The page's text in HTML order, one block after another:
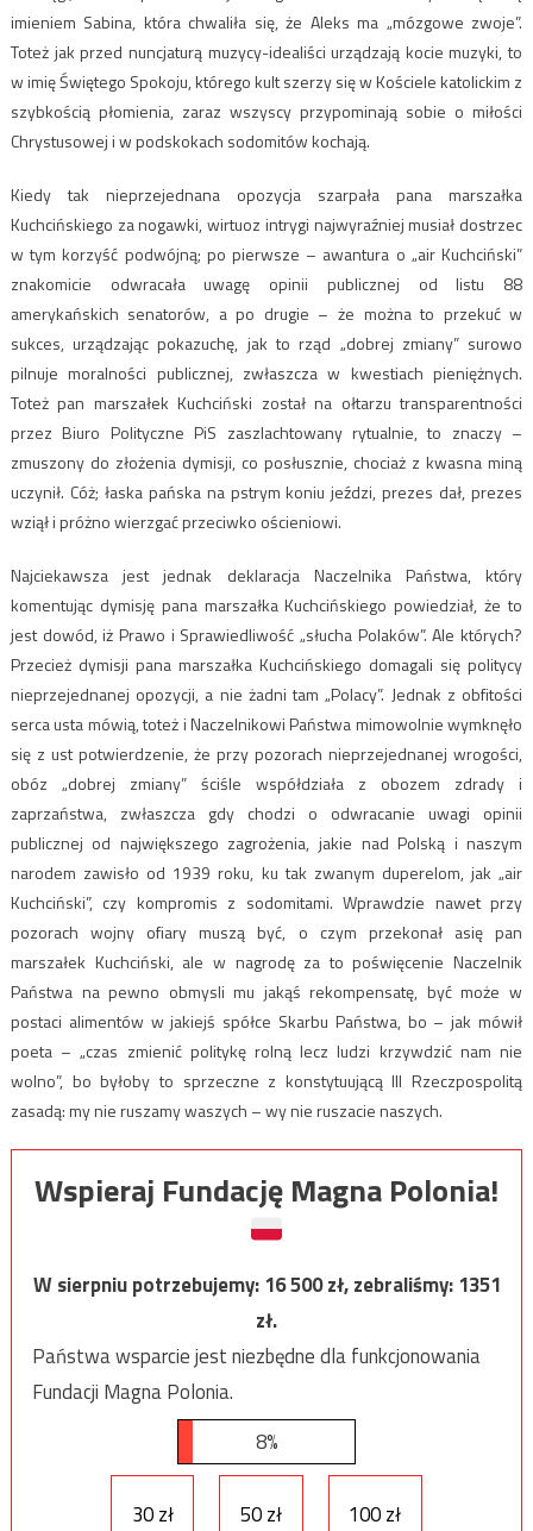
imieniem Sabina, która chwaliła się, że Aleks ma „mózgowe zwoje”.
Toteż jak przed nuncjaturą muzycy-idealiści urządzają kocie muzyki, to
w imię Świętego Spokoju, którego kult szerzy się w Kościele katolickim z
szybkością płomienia, zaraz wszyscy przypominają sobie o miłości
Chrystusowej i w podskokach sodomitów kochają.
Kiedy tak nieprzejednana opozycja szarpała pana marszałka
Kuchcińskiego za nogawki, wirtuoz intrygi najwyraźniej musiał dostrzec
w tym korzyść podwójną; po pierwsze – awantura o „air Kuchciński”
znakomicie odwracała uwagę opinii publicznej od listu 88
amerykańskich senatorów, a po drugie – że można to przekuć w
sukces, urządzając pokazuchę, jak to rząd „dobrej zmiany” surowo
pilnuje moralności publicznej, zwłaszcza w kwestiach pieniężnych.
Toteż pan marszałek Kuchciński został na ołtarzu transparentności
przez Biuro Polityczne PiS zaszlachtowany rytualnie, to znaczy –
zmuszony do złożenia dymisji, co posłusznie, chociaż z kwasna miną
uczynił. Cóż; łaska pańska na pstrym koniu jeździ, prezes dał, prezes
wziął i próżno wierzgać przeciwko ościeniowi.
Najciekawsza jest jednak deklaracja Naczelnika Państwa, który
komentując dymisję pana marszałka Kuchcińskiego powiedział, że to
jest dowód, iż Prawo i Sprawiedliwość „słucha Polaków”. Ale których?
Przecież dymisji pana marszałka Kuchcińskiego domagali się politycy
nieprzejednanej opozycji, a nie żadni tam „Polacy”. Jednak z obfitości
serca usta mówią, toteż i Naczelnikowi Państwa mimowolnie wymknęło
się z ust potwierdzenie, że przy pozorach nieprzejednanej wrogości,
obóz „dobrej zmiany” ściśle współdziała z obozem zdrady i
zaprzaństwa, zwłaszcza gdy chodzi o odwracanie uwagi opinii
publicznej od największego zagrożenia, jakie nad Polską i naszym
narodem zawisło od 1939 roku, ku tak zwanym duperelom, jak „air
Kuchciński”, czy kompromis z sodomitami. Wprawdzie nawet przy
pozorach wojny ofiary muszą być, o czym przekonał asię pan
marszałek Kuchciński, ale w nagrodę za to poświęcenie Naczelnik
Państwa na pewno obmysli mu jakąś rekompensatę, być może w
postaci alimentów w jakiejś spółce Skarbu Państwa, bo – jak mówił
poeta – „czas zmienić politykę rolną lecz ludzi krzywdzić nam nie
wolno”, bo byłoby to sprzeczne z konstytuującą III Rzeczpospolitą
zasadą: my nie ruszamy waszych – wy nie ruszacie naszych.
Wspieraj Fundację Magna Polonia!
W sierpniu potrzebujemy:16 500zł, zebraliśmy:1351
zł.
Państwa wsparcie jest niezbędne dla funkcjonowania
Fundacji Magna Polonia.
8%
30 zł 50 zł 100 zł